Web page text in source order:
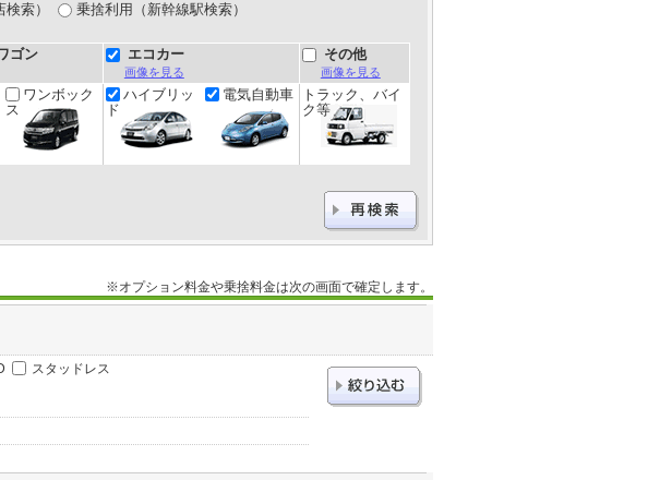
索） 乗捨利用（新幹線駅検索）
ゴン エコカー
画像を見る
その他
画像を見る
ワンボック
ス
ハイブリッ
ド
電気自動車
トラック、バイ
ク等
※オプション料金や乗捨料金は次の画面で確定します。
スタッドレス